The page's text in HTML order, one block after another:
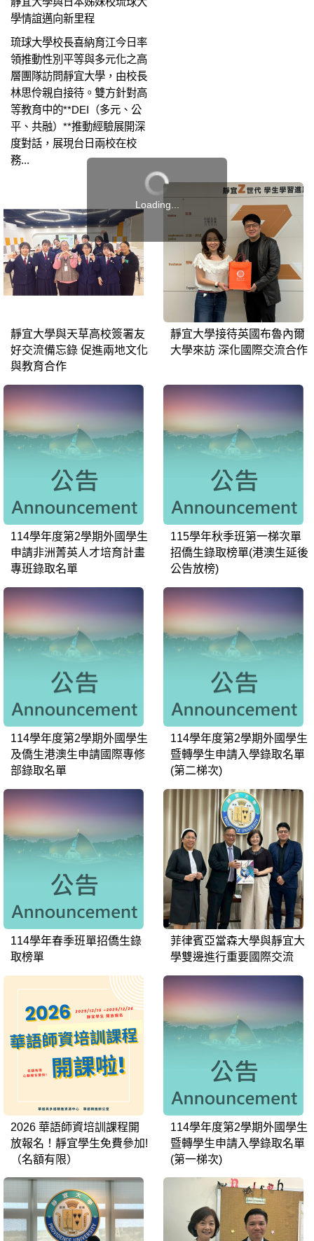
學情誼邁向新里程
琉球大學校長喜納育江今日率
領推動性別平等與多元化之高
層團隊訪問靜宜大學，由校長
林思伶親自接待。雙方針對高
等教育中的**DEI（多元、公
平、共融）**推動經驗展開深
度對話，展現台日兩校在校
務...
靜宜大學與天草高校簽署友
好交流備忘錄 促進兩地文化
與教育合作
靜宜大學接待英國布魯內爾
大學來訪 深化國際交流合作
114學年度第2學期外國學生
申請非洲菁英人才培育計畫
專班錄取名單
115學年秋季班第一梯次單
招僑生錄取榜單(港澳生延後
公告放榜)
114學年度第2學期外國學生
及僑生港澳生申請國際專修
部錄取名單
114學年度第2學期外國學生
暨轉學生申請入學錄取名單
(第二梯次)
114學年春季班單招僑生錄
取榜單
菲律賓亞當森大學與靜宜大
學雙邊進行重要國際交流
2026 華語師資培訓課程開
放報名！靜宜學生免費參加!
（名額有限）
114學年度第2學期外國學生
暨轉學生申請入學錄取名單
(第一梯次)
Loading...